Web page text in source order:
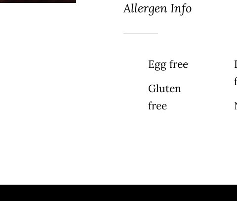
Allergen Info
Egg free
Gluten
free